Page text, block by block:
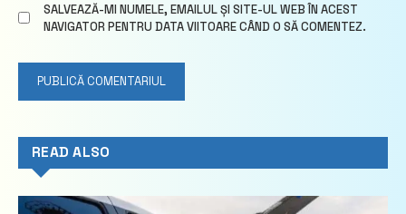
SALVEAZĂ-MI NUMELE, EMAILUL ȘI SITE-UL WEB ÎN ACEST
NAVIGATOR PENTRU DATA VIITOARE CÂND O SĂ COMENTEZ.
READ ALSO